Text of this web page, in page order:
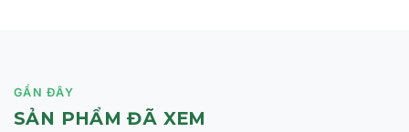
GẦN ĐÂY
SẢN PHẨM ĐÃ XEM